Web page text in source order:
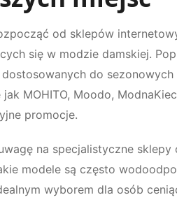
od sklepów
się w modzie damskiej.
do
MOHITO, Moodo,
promocje.
na specjalistyczne
modele są często
wyborem dla osób